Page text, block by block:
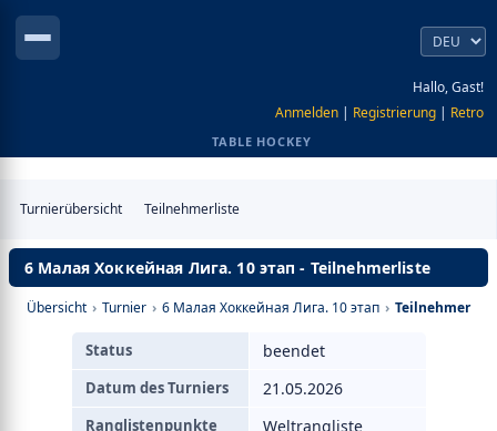
Hallo, Gast!
Anmelden | Registrierung | Retro
TABLE HOCKEY
Turnierübersicht Teilnehmerliste
6 Малая Хоккейная Лига. 10 этап - Teilnehmerliste
Übersicht › Turnier › 6 Малая Хоккейная Лига. 10 этап › Teilnehmer
Status beendet
Datum des Turniers 21.05.2026
Ranglistenpunkte Weltrangliste